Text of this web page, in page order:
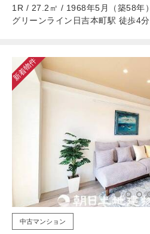
1R / 27.2㎡ / 1968年5月（築58年）
グリーンライン日吉本町駅 徒歩4分
新着物件
中古マンション